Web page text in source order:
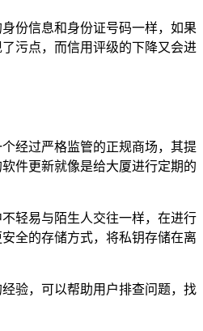
份信息和身份证号码一样，如果
污点，而信用评级的下降又会进
经过严格监管的正规商场，其提
件更新就像是给大厦进行定期的
轻易与陌生人交往一样，在进行
全的存储方式，将私钥存储在离
验，可以帮助用户排查问题，找